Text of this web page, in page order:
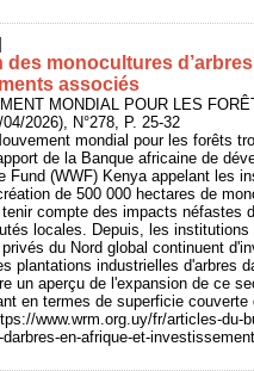
des monocultures
associés
MONDIAL POUR LES
2026), N°278, P. 25-32
mondial pour les forêts
de la Banque africaine de
Fund (WWF) Kenya appelant les
de 500 000 hectares de
compte des impacts néfastes
locales. Depuis, les
du Nord global continuent
plantations industrielles d'arbres
un aperçu de l'expansion de ce
en termes de superficie couverte
www.wrm.org.uy/fr/articles-du-
en-afrique-et-